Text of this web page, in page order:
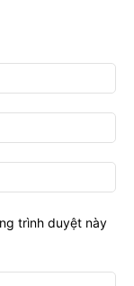
trình duyệt này